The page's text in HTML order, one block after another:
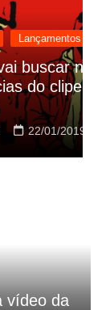
vídeo da